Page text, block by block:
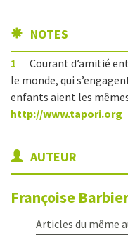
NOTES
1
Courant d’amitié
le monde, qui
enfants aient les
http://www.tapori.org
AUTEUR
Françoise Barbier
Articles du même